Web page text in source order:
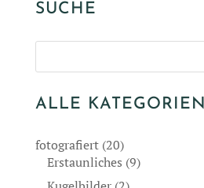
SUCHE
ALLE KATEGORIEN
fotografiert(20)
Erstaunliches (9)